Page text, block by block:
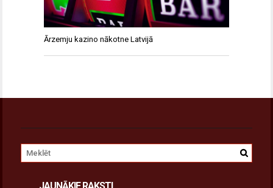
Ārzemju kazino nākotne Latvijā